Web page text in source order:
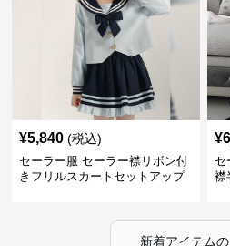
¥5,840 (税込)
セーラー服 セーラー襟リボン付
きフリルスカートセットアップ
¥
セ
襟
新着アイテム